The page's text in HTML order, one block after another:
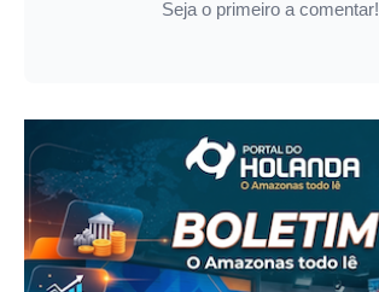
Seja o primeiro a comentar!